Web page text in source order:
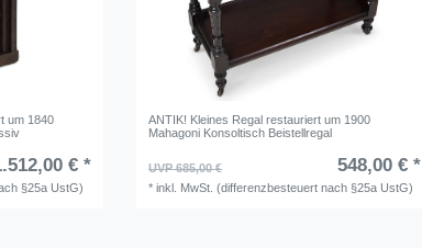
um 1840
€ *
§25a UstG)
ANTIK! Kleines Regal restauriert um 1900
Mahagoni Konsoltisch Beistellregal
UVP 685,00 € 548,00 € *
*inkl. MwSt. (differenzbesteuert nach §25a UstG)